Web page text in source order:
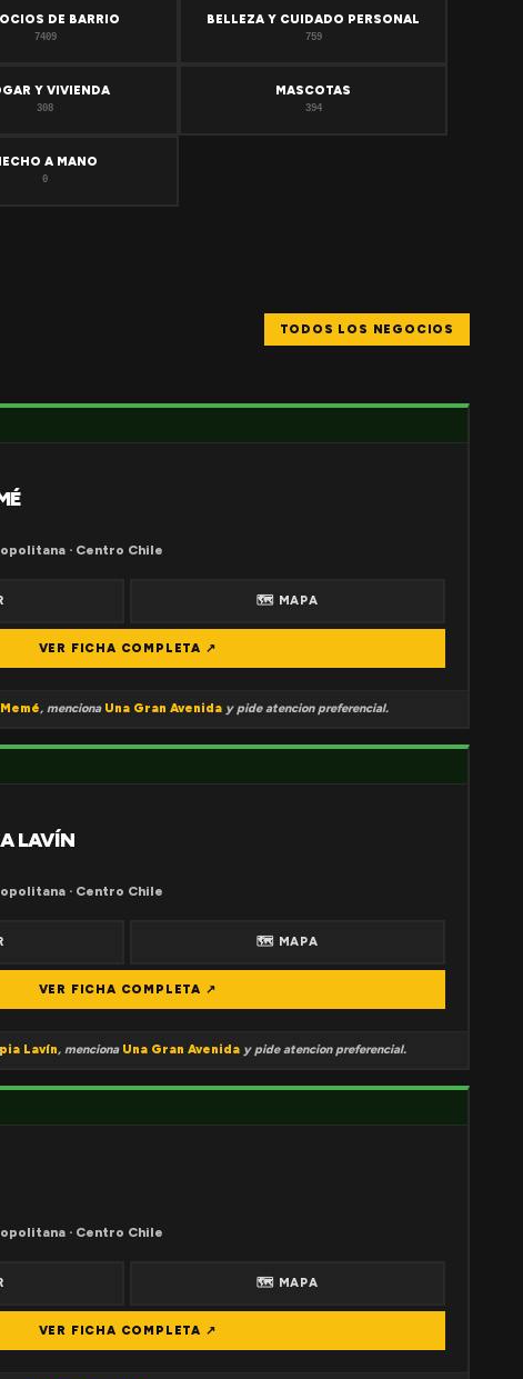
DE BARRIO
7409
BELLEZA Y CUIDADO PERSONAL
759
Y VIVIENDA
308
MASCOTAS
394
A MANO
0
TODOS LOS NEGOCIOS
· Centro Chile
🗺 MAPA
VER FICHA COMPLETA ↗
, menciona Una Gran Avenida y pide atencion preferencial.
LAVÍN
· Centro Chile
🗺 MAPA
VER FICHA COMPLETA ↗
Lavín, menciona Una Gran Avenida y pide atencion preferencial.
· Centro Chile
🗺 MAPA
VER FICHA COMPLETA ↗